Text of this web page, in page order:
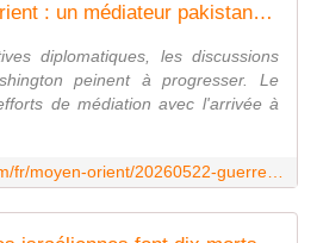
Guerre au Moyen-Orient : un médiateur pakistanais à Téhéran, des négociations dans l'impasse
diplomatiques, les discussions
peinent à progresser. Le
de médiation avec l'arrivée à